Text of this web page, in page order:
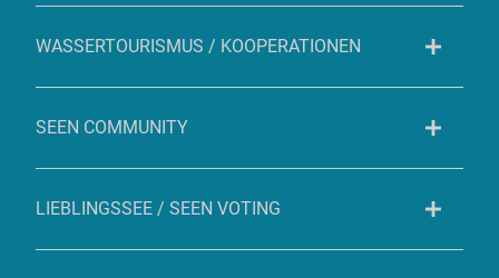
WASSERTOURISMUS / KOOPERATIONEN
SEEN COMMUNITY
LIEBLINGSSEE / SEEN VOTING